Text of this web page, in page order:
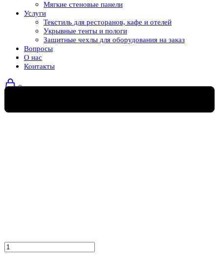
Мягкие стеновые панели
Услуги
Текстиль для ресторанов, кафе и отелей
Укрывные тенты и пологи
Защитные чехлы для оборудования на заказ
Вопросы
О нас
Контакты
0
Количество
товара